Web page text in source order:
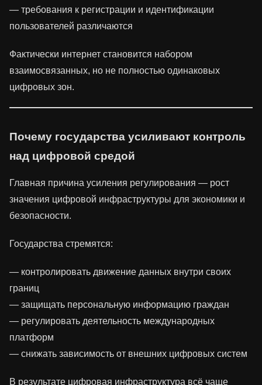
— требования к регистрации и идентификации
пользователей различаются
Фактически интернет становится набором
взаимосвязанных, но не полностью одинаковых
цифровых зон.
Почему государства усиливают контроль
над цифровой средой
Главная причина усиления регулирования — рост
значения цифровой инфраструктуры для экономики и
безопасности.
Государства стремятся:
— контролировать движение данных внутри своих
границ
— защищать персональную информацию граждан
— регулировать деятельность международных
платформ
— снижать зависимость от внешних цифровых систем
В результате цифровая инфраструктура всё чаще